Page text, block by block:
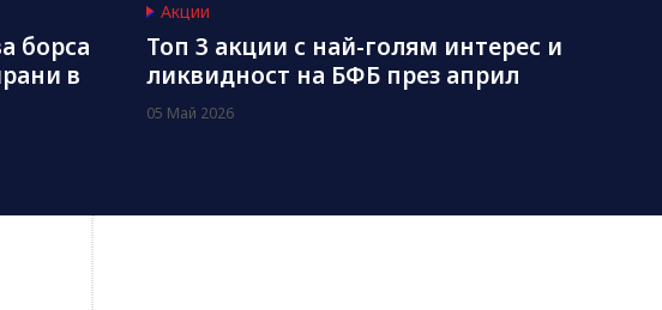
борса
в
Акции
Топ 3 акции с най-голям интерес и
ликвидност на БФБ през април
05 Май 2026